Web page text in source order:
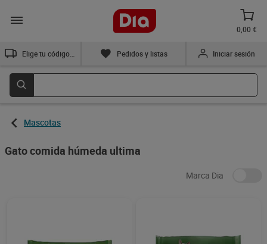
0,00 €
Pedidos y listas Iniciar sesión
Mascotas
Gato comida húmeda ultima
Marca Dia